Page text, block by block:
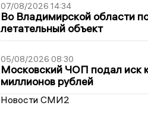
07/08/2026 14:34
Во Владимирской области
летательный объект
05/08/2026 08:30
Московский ЧОП подал иск
миллионов рублей
Новости СМИ2